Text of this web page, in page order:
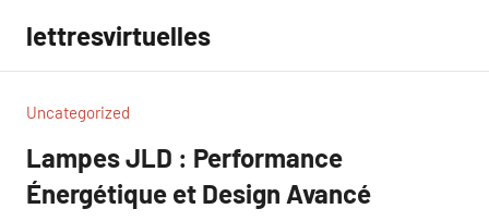
contenu
lettresvirtuelles
Uncategorized
Lampes JLD : Performance
Énergétique et Design Avancé